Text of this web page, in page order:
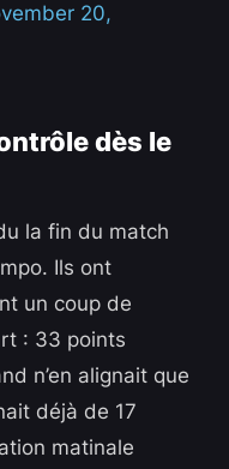
20,
dès le
la fin du match
Ils ont
un coup de
: 33 points
n’en alignait que
déjà de 17
matinale